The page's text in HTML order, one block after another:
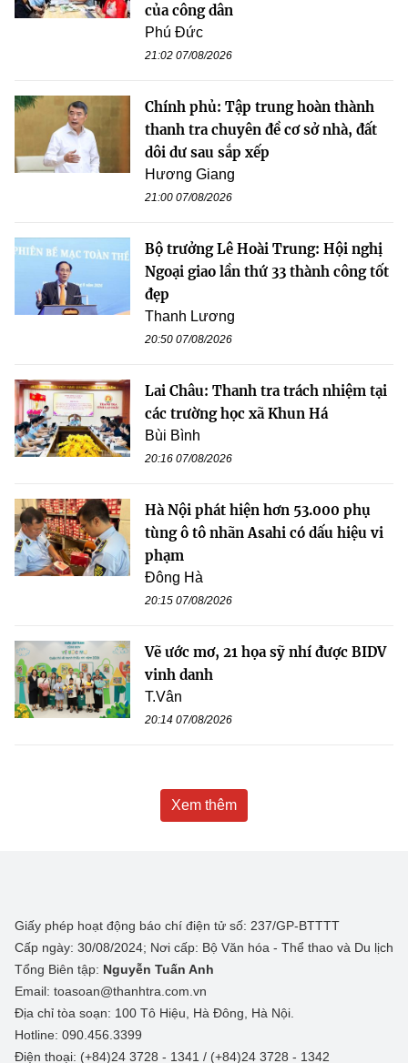
của công dân
Phú Đức
21:02 07/08/2026
Chính phủ: Tập trung hoàn thành
thanh tra chuyên đề cơ sở nhà, đất
dôi dư sau sắp xếp
Hương Giang
21:00 07/08/2026
Bộ trưởng Lê Hoài Trung: Hội nghị
Ngoại giao lần thứ 33 thành công tốt
đẹp
Thanh Lương
20:50 07/08/2026
Lai Châu: Thanh tra trách nhiệm tại
các trường học xã Khun Há
Bùi Bình
20:16 07/08/2026
Hà Nội phát hiện hơn 53.000 phụ
tùng ô tô nhãn Asahi có dấu hiệu vi
phạm
Đông Hà
20:15 07/08/2026
Vẽ ước mơ, 21 họa sỹ nhí được BIDV
vinh danh
T.Vân
20:14 07/08/2026
Xem thêm
Giấy phép hoạt động báo chí điện tử số: 237/GP-BTTTT
Cấp ngày: 30/08/2024; Nơi cấp: Bộ Văn hóa - Thể thao và Du lịch
Tổng Biên tập: Nguyễn Tuấn Anh
Email: toasoan@thanhtra.com.vn
Địa chỉ tòa soạn: 100 Tô Hiệu, Hà Đông, Hà Nội.
Hotline: 090.456.3399
Điện thoại: (+84)24 3728 - 1341 / (+84)24 3728 - 1342